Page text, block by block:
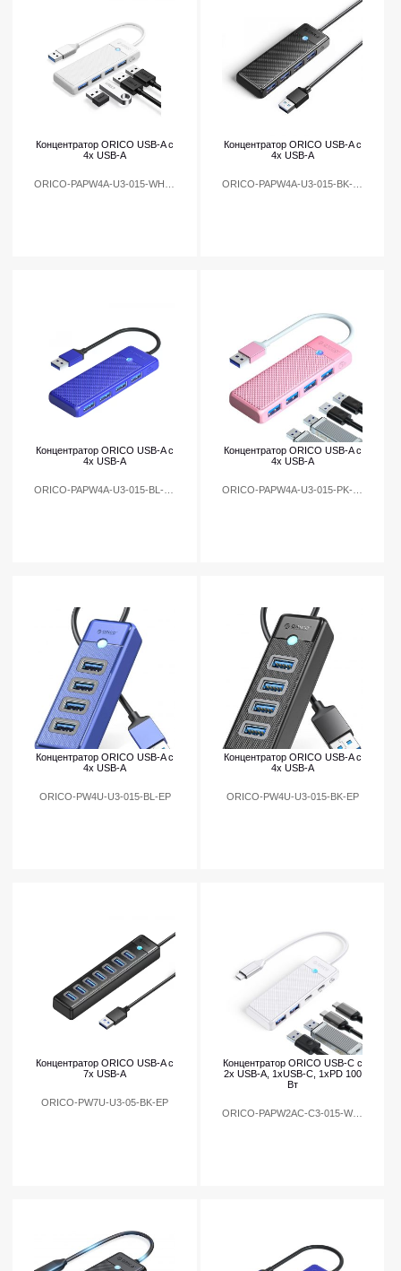
Концентратор ORICO USB-A с
4x USB-A
Концентратор ORICO USB-A с
4x USB-A
Концентратор ORICO USB-A с
4x USB-A
Концентратор ORICO USB-A с
4x USB-A
Концентратор ORICO USB-A с
4x USB-A
ORICO-PW4U-U3-015-BL-EP
Концентратор ORICO USB-A с
4x USB-A
ORICO-PW4U-U3-015-BK-EP
Концентратор ORICO USB-A с
7x USB-A
ORICO-PW7U-U3-05-BK-EP
Концентратор ORICO USB-C с
2x USB-A, 1xUSB-C, 1xPD 100
Вт
ORICO-PAPW2AC-C3-015-WH-EP